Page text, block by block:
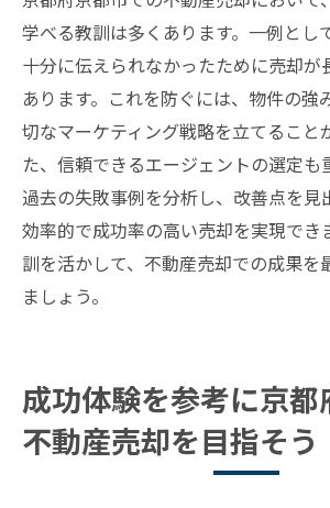
学べる教訓は多くあります。一例とし
十分に伝えられなかったために売却が
あります。これを防ぐには、物件の強
切なマーケティング戦略を立てること
た、信頼できるエージェントの選定も
過去の失敗事例を分析し、改善点を見
効率的で成功率の高い売却を実現でき
訓を活かして、不動産売却での成果を
ましょう。
成功体験を参考に京都
不動産売却を目指そう